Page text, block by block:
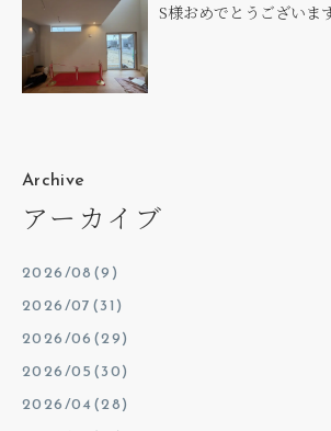
S様おめでとうございま
Archive
アーカイブ
2026/08(9)
2026/07(31)
2026/06(29)
2026/05(30)
2026/04(28)